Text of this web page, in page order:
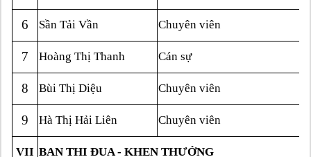
6 Sần Tải Vần Chuyên viên
7 Hoàng Thị Thanh Cán sự
8 Bùi Thị Diệu Chuyên viên
9 Hà Thị Hải Liên Chuyên viên
VII BAN THI ĐUA - KHEN THƯỞNG